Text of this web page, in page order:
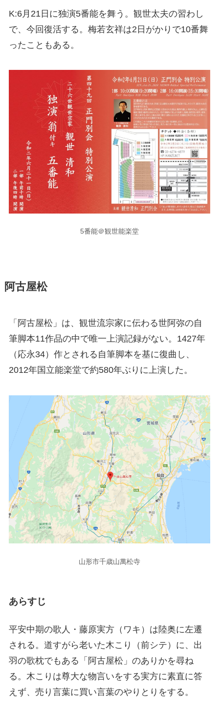
K:6月21日に独演5番能を舞う。観世太夫の習わし
で、今回復活する。梅若玄祥は2日がかりで10番舞
ったこともある。
5番能＠観世能楽堂
阿古屋松
「阿古屋松」は、観世流宗家に伝わる世阿弥の自
筆脚本11作品の中で唯一上演記録がない。1427年
（応永34）作とされる自筆脚本を基に復曲し、
2012年国立能楽堂で約580年ぶりに上演した。
山形市千歳山萬松寺
あらすじ
平安中期の歌人・藤原実方（ワキ）は陸奥に左遷
される。道すがら老いた木こり（前シテ）に、出
羽の歌枕でもある「阿古屋松」のありかを尋ね
る。木こりは尊大な物言いをする実方に素直に答
えず、売り言葉に買い言葉のやりとりをする。